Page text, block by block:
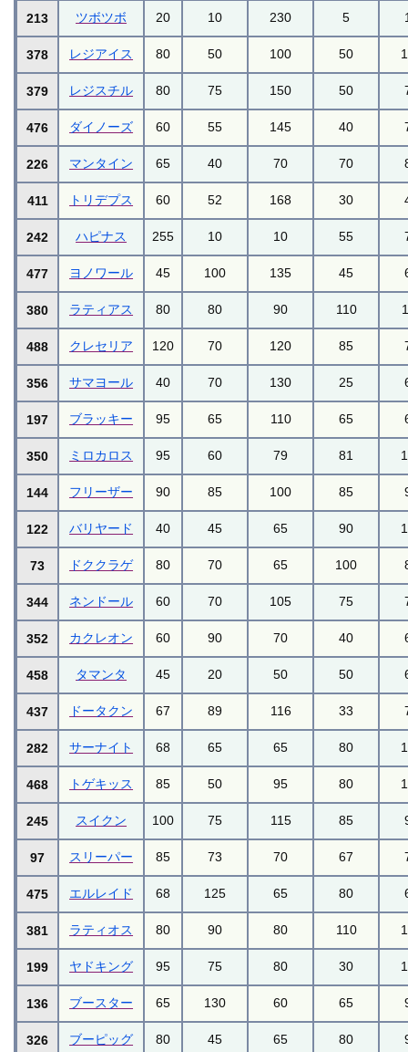
213 ツボツボ 20 10 230 5
378 レジアイス 80 50 100 50
379 レジスチル 80 75 150 50
476 ダイノーズ 60 55 145 40
226 マンタイン 65 40 70 70
411 トリデプス 60 52 168 30
242 ハピナス 255 10 10 55
477 ヨノワール 45 100 135 45
380 ラティアス 80 80 90 110
488 クレセリア 120 70 120 85
356 サマヨール 40 70 130 25
197 ブラッキー 95 65 110 65
350 ミロカロス 95 60 79 81
144 フリーザー 90 85 100 85
122 バリヤード 40 45 65 90
73 ドククラゲ 80 70 65 100
344 ネンドール 60 70 105 75
352 カクレオン 60 90 70 40
458 タマンタ 45 20 50 50
437 ドータクン 67 89 116 33
282 サーナイト 68 65 65 80
468 トゲキッス 85 50 95 80
245 スイクン 100 75 115 85
97 スリーパー 85 73 70 67
475 エルレイド 68 125 65 80
381 ラティオス 80 90 80 110
199 ヤドキング 95 75 80 30
136 ブースター 65 130 60 65
326 ブーピッグ 80 45 65 80